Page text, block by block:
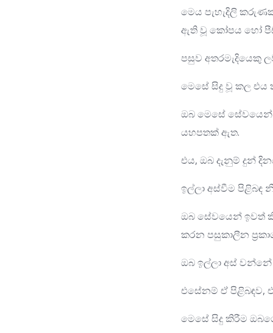
මෙය පැහැදිලි
ඇති වූ කෝපය හෝ
පසුව අතරමැදියෙකු
මෙසේ සිදු වූ කල එය
ඔබ මෙසේ සේවයෙන්
යහපතක් ඇත.
එය, ඔබ දැනුම් දුන්
ඉල්ලා අස්වීම පිළිබඳ
ඔබ සේවයෙන් ඉවත්
කරන පසුකාලීන
ඔබ ඉල්ලා අස්
එසේනම් ඒ පිළිබඳව,
මෙසේ සිදු කිරීම